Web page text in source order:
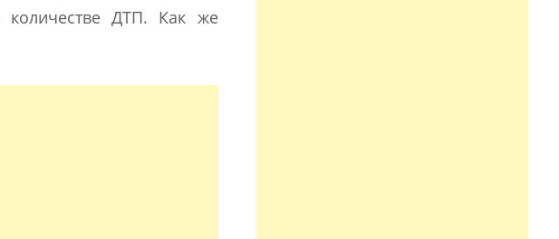
ДТП. Как же